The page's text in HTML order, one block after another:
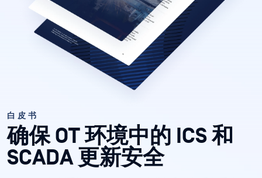
白皮书
确保 OT 环境中的 ICS 和
SCADA 更新安全